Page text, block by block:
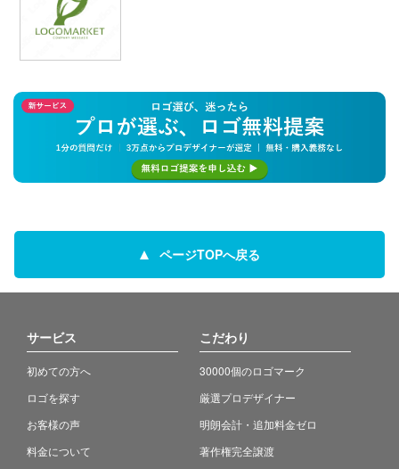
ページTOPへ戻る
サービス
初めての方へ
ロゴを探す
お客様の声
料金について
こだわり
30000個のロゴマーク
厳選プロデザイナー
明朗会計・追加料金ゼロ
著作権完全譲渡